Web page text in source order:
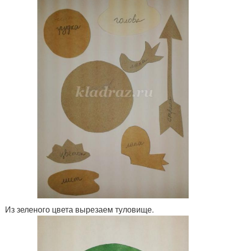
Из зеленого цвета вырезаем туловище.